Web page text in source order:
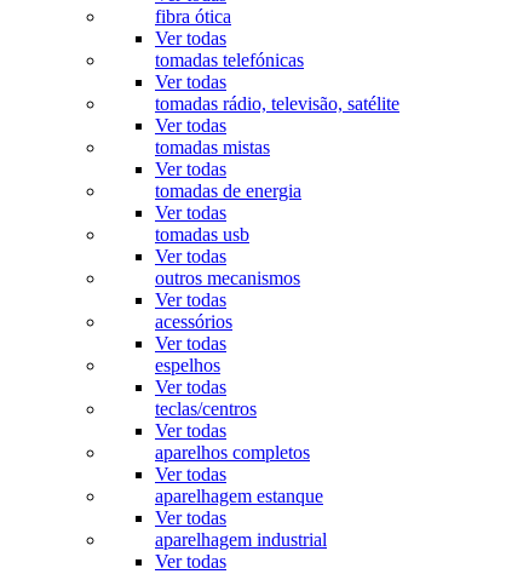
fibra ótica
Ver todas
tomadas telefónicas
Ver todas
tomadas rádio, televisão, satélite
Ver todas
tomadas mistas
Ver todas
tomadas de energia
Ver todas
tomadas usb
Ver todas
outros mecanismos
Ver todas
acessórios
Ver todas
espelhos
Ver todas
teclas/centros
Ver todas
aparelhos completos
Ver todas
aparelhagem estanque
Ver todas
aparelhagem industrial
Ver todas